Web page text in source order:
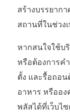
สร้างบรรยาก
สถานที่ในช่วง
หากสนใจใช้บ
หรือต้องการค
ตั้ง และรื้อถอ
อาหาร หรืออ
พลัสได้ที่เว็บไ